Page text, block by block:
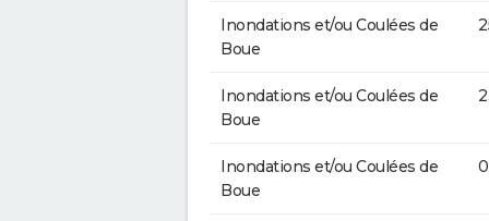
Inondations et/ou Coulées de
Boue
Inondations et/ou Coulées de
Boue
Inondations et/ou Coulées de
Boue